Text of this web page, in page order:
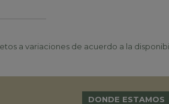
a variaciones de acuerdo a la
DONDE ESTAMOS